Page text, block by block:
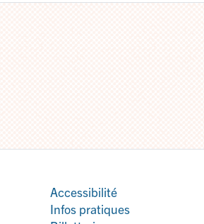
Accessibilité
Infos pratiques